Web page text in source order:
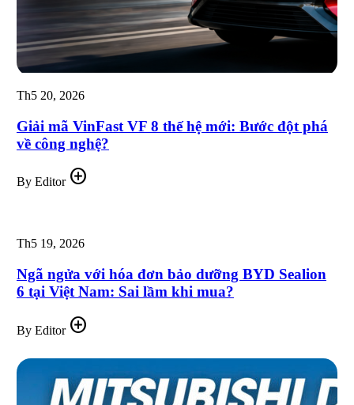
Th5 20, 2026
Giải mã VinFast VF 8 thế hệ mới: Bước đột phá
về công nghệ?
By Editor add_circle
Th5 19, 2026
Ngã ngửa với hóa đơn bảo dưỡng BYD Sealion
6 tại Việt Nam: Sai lầm khi mua?
By Editor add_circle